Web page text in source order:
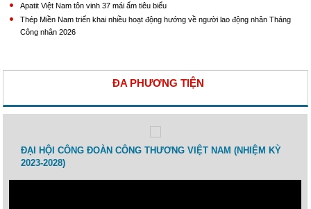
Apatit Việt Nam tôn vinh 37 mái ấm tiêu biểu
Thép Miền Nam triển khai nhiều hoạt động hướng về người lao động nhân Tháng
Công nhân 2026
ĐA PHƯƠNG TIỆN
ĐẠI HỘI CÔNG ĐOÀN CÔNG THƯƠNG VIỆT NAM (NHIỆM KỲ
2023-2028)